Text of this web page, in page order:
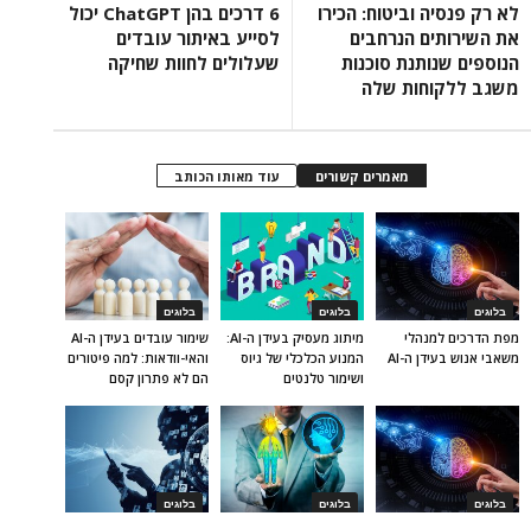
לא רק פנסיה וביטוח: הכירו
את השירותים הנרחבים
הנוספים שנותנת סוכנות
משגב ללקוחות שלה
6 דרכים בהן ChatGPT יכול
לסייע באיתור עובדים
שעלולים לחוות שחיקה
מאמרים קשורים עוד מאותו הכותב
בלוגים
שימור עובדים בעידן ה-AI
והאי-וודאות: למה פיטורים
הם לא פתרון קסם
בלוגים
מיתוג מעסיק בעידן ה-AI:
המנוע הכלכלי של גיוס
ושימור טלנטים
בלוגים
מפת הדרכים למנהלי
משאבי אנוש בעידן ה-AI
בלוגים בלוגים בלוגים